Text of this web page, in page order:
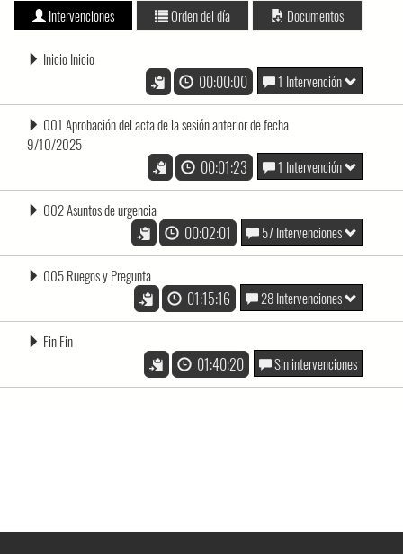
Intervenciones Orden del día Documentos
Inicio Inicio
00:00:00 1 Intervención
001 Aprobación del acta de la sesión anterior de fecha
9/10/2025
00:01:23 1 Intervención
002 Asuntos de urgencia
00:02:01 57 Intervenciones
005 Ruegos y Pregunta
01:15:16 28 Intervenciones
Fin Fin
01:40:20 Sin intervenciones